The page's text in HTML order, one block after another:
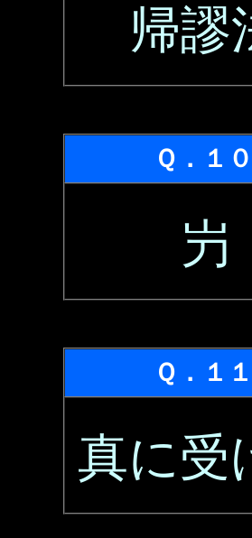
帰謬
Ｑ．１０
屶
Ｑ．１１
真に受